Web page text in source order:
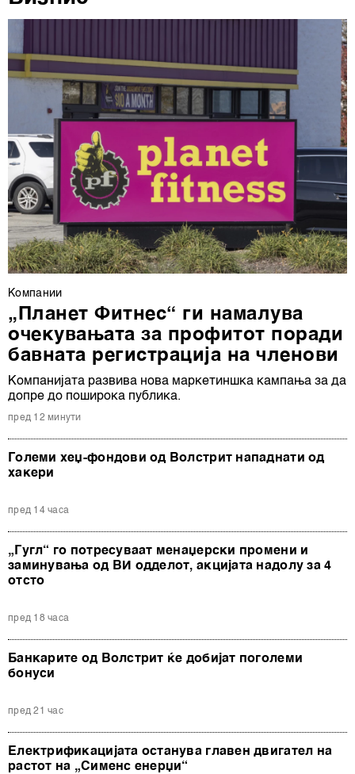
Компании
„Планет Фитнес“ ги намалува
очекувањата за профитот поради
бавната регистрација на членови
Компанијата развива нова маркетиншка кампања за да
допре до поширока публика.
пред 12 минути
Големи хеџ-фондови од Волстрит нападнати од
хакери
пред 14 часа
„Гугл“ го потресуваат менаџерски промени и
заминувања од ВИ одделот, акцијата надолу за 4
отсто
пред 18 часа
Банкарите од Волстрит ќе добијат поголеми
бонуси
пред 21 час
Електрификацијата останува главен двигател на
растот на „Сименс енерџи“